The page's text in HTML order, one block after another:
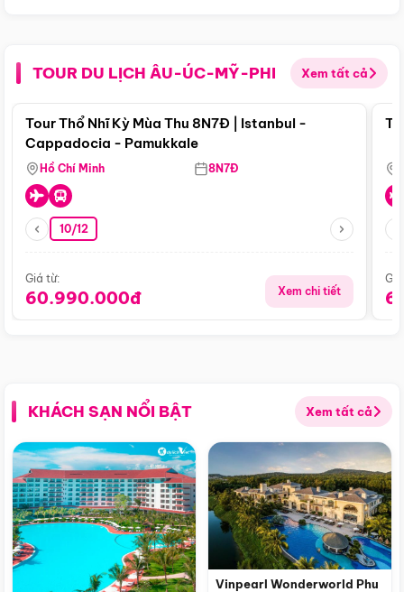
TOUR DU LỊCH ÂU-ÚC-MỸ-PHI Xem tất cả
Điểm nổi bật
Tour Thổ Nhĩ Kỳ Mùa Thu 8N7Đ | Istanbul -
Cappadocia - Pamukkale
Hồ Chí Minh 8N7Đ
10/12
Giá từ:
60.990.000đ Xem chi tiết
KHÁCH SẠN NỔI BẬT Xem tất cả
Vinpearl Wonderworld Phu